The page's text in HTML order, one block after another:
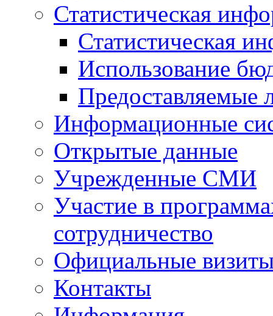
Статистическая
Статистическая
Использование
Предоставляемые
Информационные
Открытые данные
Учрежденные СМИ
Участие в
сотрудничество
Официальные
Контакты